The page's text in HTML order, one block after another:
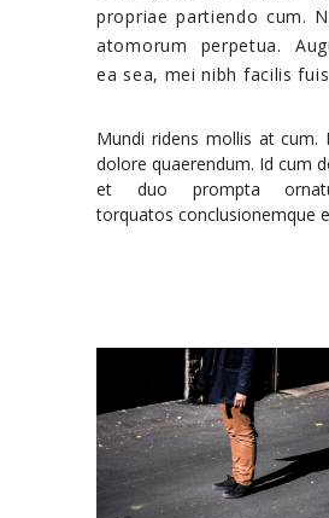
propriae partiendo cum.
atomorum perpetua.
ea sea, mei nibh facilis
Mundi ridens mollis at cum.
dolore quaerendum. Id cum
et duo prompta
torquatos conclusionemque